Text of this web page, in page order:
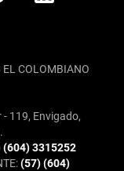
COLOMBIANO
- 119, Envigado,
(604) 3315252
(57) (604)